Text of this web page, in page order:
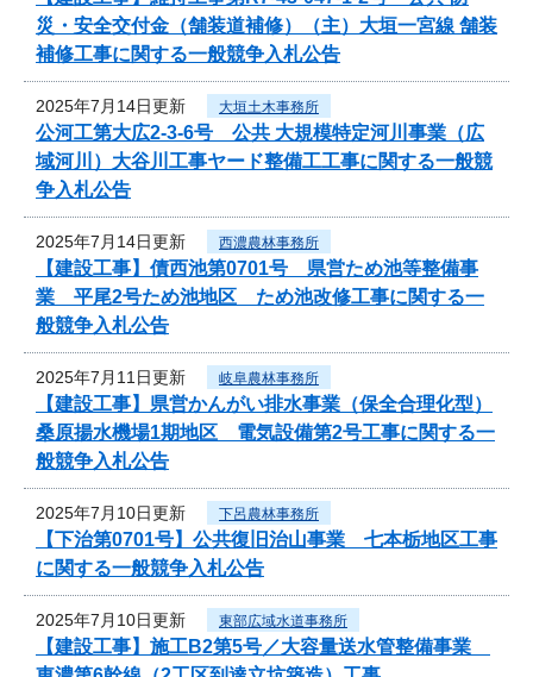
災・安全交付金（舗装道補修）（主）大垣一宮線 舗装
補修工事に関する一般競争入札公告
2025年7月14日更新 大垣土木事務所
公河工第大広2-3-6号 公共 大規模特定河川事業（広
域河川）大谷川工事ヤード整備工工事に関する一般競
争入札公告
2025年7月14日更新 西濃農林事務所
【建設工事】債西池第0701号 県営ため池等整備事
業 平尾2号ため池地区 ため池改修工事に関する一
般競争入札公告
2025年7月11日更新 岐阜農林事務所
【建設工事】県営かんがい排水事業（保全合理化型）
桑原揚水機場1期地区 電気設備第2号工事に関する一
般競争入札公告
2025年7月10日更新 下呂農林事務所
【下治第0701号】公共復旧治山事業 七本栃地区工事
に関する一般競争入札公告
2025年7月10日更新 東部広域水道事務所
【建設工事】施工B2第5号／大容量送水管整備事業